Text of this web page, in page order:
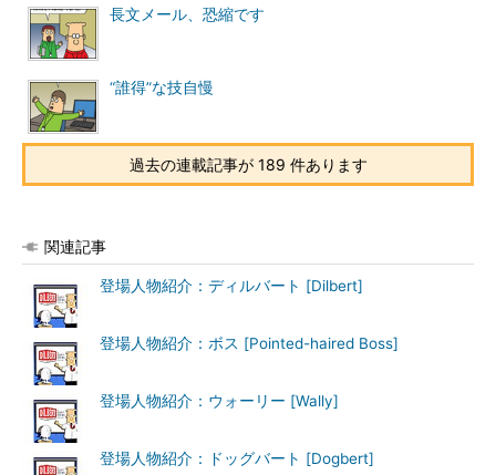
長文メール、恐縮です
“誰得”な技自慢
過去の連載記事が 189 件あります
関連記事
登場人物紹介：ディルバート [Dilbert]
登場人物紹介：ボス [Pointed-haired Boss]
登場人物紹介：ウォーリー [Wally]
登場人物紹介：ドッグバート [Dogbert]